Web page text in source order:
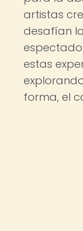
artistas
desafían
estas
forma, el